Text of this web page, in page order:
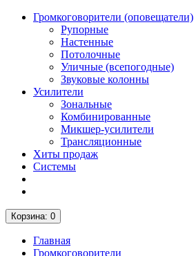
Громкоговорители (оповещатели)
Рупорные
Настенные
Потолочные
Уличные (всепогодные)
Звуковые колонны
Усилители
Зональные
Комбинированные
Микшер-усилители
Трансляционные
Хиты продаж
Системы
Корзина: 0
Главная
Громкоговорители